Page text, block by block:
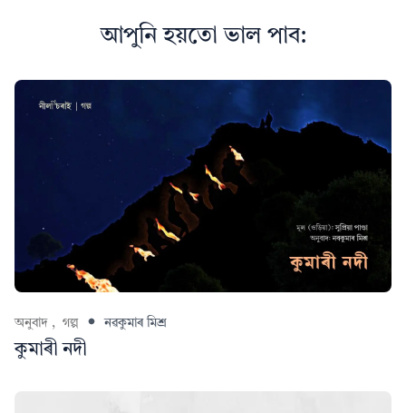
আপুনি হয়তো ভাল পাব:
অনুবাদ , গল্প নৱকুমাৰ মিশ্ৰ
কুমাৰী নদী